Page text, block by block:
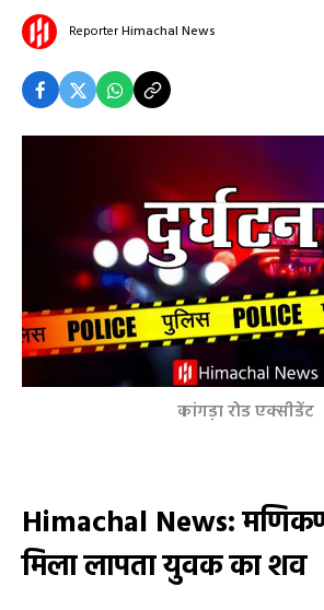
ReporterHimachal News
कांगड़ा रोड एक्सीडेंट
Himachal News:
मिला लापता युवक का शव